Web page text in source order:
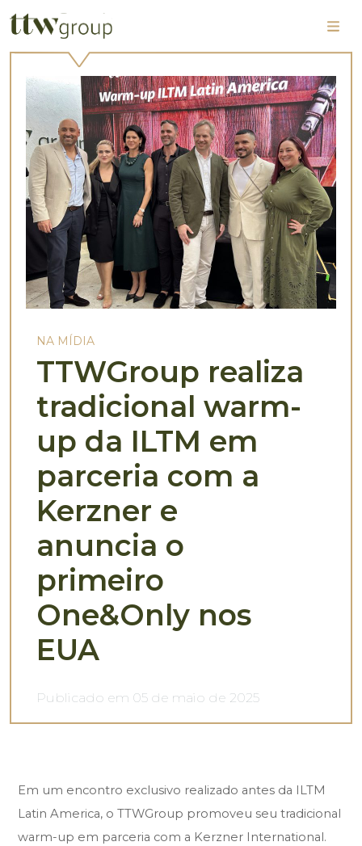
NA MÍDIA
TTWGroup realiza
tradicional warm-
up da ILTM em
parceria com a
Kerzner e
anuncia o
primeiro
One&Only nos
EUA
Publicado em 05 de maio de 2025
Em um encontro exclusivo realizado antes da ILTM
Latin America, o TTWGroup promoveu seu tradicional
warm-up em parceria com a Kerzner International.